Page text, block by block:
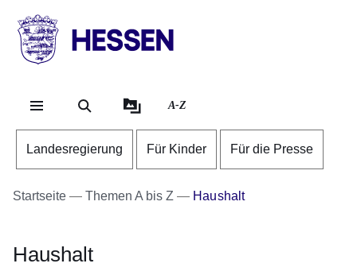
HESSEN
Landesregierung
A-Z
Landesregierung Für Kinder Für die Presse
Startseite Themen A bis Z Haushalt
Haushalt